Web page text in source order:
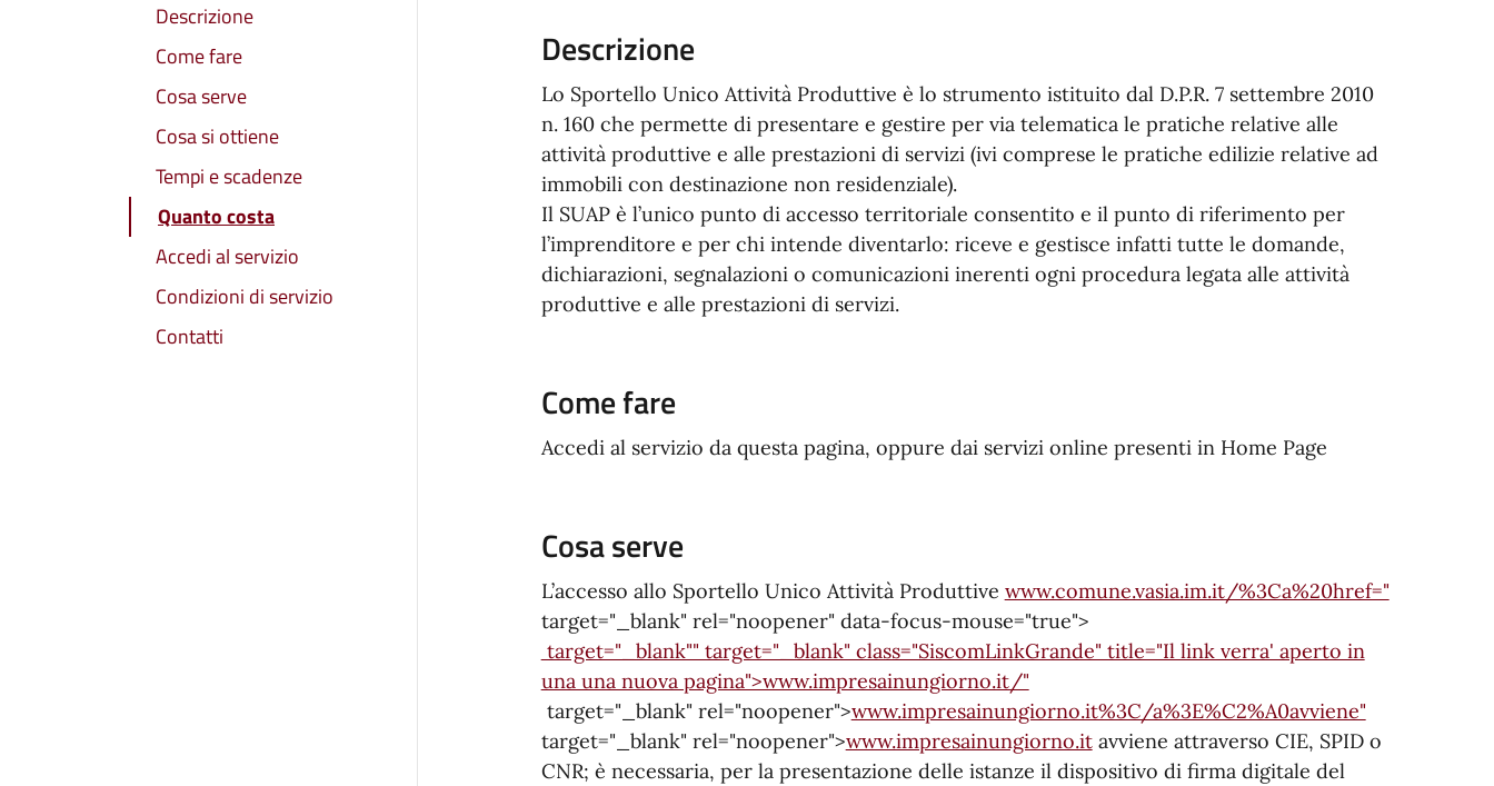
Descrizione
Come fare
Cosa serve
Cosa si ottiene
Tempi e scadenze
Quanto costa
Accedi al servizio
Condizioni di servizio
Contatti
Descrizione
Lo Sportello Unico Attività Produttive è lo strumento istituito dal D.P.R. 7 settembre 2010
n. 160 che permette di presentare e gestire per via telematica le pratiche relative alle
attività produttive e alle prestazioni di servizi (ivi comprese le pratiche edilizie relative ad
immobili con destinazione non residenziale).
Il SUAP è l’unico punto di accesso territoriale consentito e il punto di riferimento per
l’imprenditore e per chi intende diventarlo: riceve e gestisce infatti tutte le domande,
dichiarazioni, segnalazioni o comunicazioni inerenti ogni procedura legata alle attività
produttive e alle prestazioni di servizi.
Come fare
Accedi al servizio da questa pagina, oppure dai servizi online presenti in Home Page
Cosa serve
L’accesso allo Sportello Unico Attività Produttive www.comune.vasia.im.it/%3Ca%20href="
target="_blank" rel="noopener" data-focus-mouse="true">
target="_blank"" target="_blank" class="SiscomLinkGrande" title="Il link verra' aperto in
una una nuova pagina">www.impresainungiorno.it/"
target="_blank" rel="noopener">www.impresainungiorno.it%3C/a%3E%C2%A0avviene"
target="_blank" rel="noopener">www.impresainungiorno.itavviene attraverso CIE, SPID o
CNR; è necessaria, per la presentazione delle istanze il dispositivo di firma digitale del